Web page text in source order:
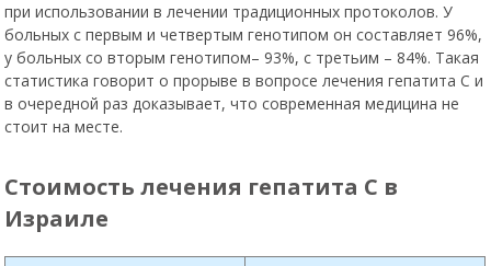
больных с первым и четвертым генотипом он составляет 96%,
у больных со вторым генотипом– 93%, с третьим – 84%. Такая
статистика говорит о прорыве в вопросе лечения гепатита С и
в очередной раз доказывает, что современная медицина не
стоит на месте.
Израиле